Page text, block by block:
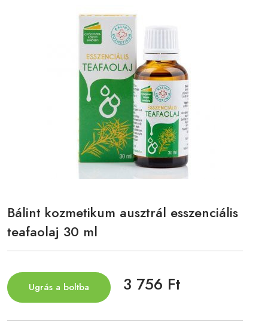
Bálint kozmetikum ausztrál esszenciális
teafaolaj 30 ml
Ugrás a boltba 3 756 Ft